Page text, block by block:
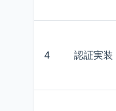
4 認証実装